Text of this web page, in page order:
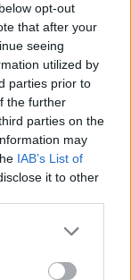
opt-out
that after your
seeing
utilized by
parties prior to
the further
parties on the
may
IAB’s List of
it to other